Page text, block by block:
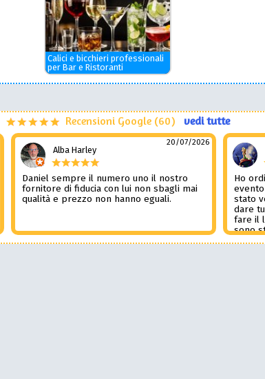
Calici e bicchieri professionali
per Bar e Ristoranti
Recensioni Google (60) vedi tutte
Alba Harley
20/07/2026
Daniel sempre il numero uno il nostro
fornitore di fiducia con lui non sbagli mai
qualità e prezzo non hanno eguali.
Ho
stato
dare
fare il
sono
tutto